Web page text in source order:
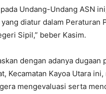
Undang-Undang ASN
diatur dalam Peraturan
Sipil,” beber Kasim.
dengan adanya
Kecamatan Kayoa Utara
mengevaluasi serta